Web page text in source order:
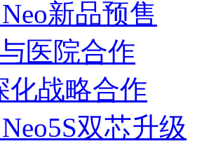
新品预售
医院合作
化战略合作
双芯升级